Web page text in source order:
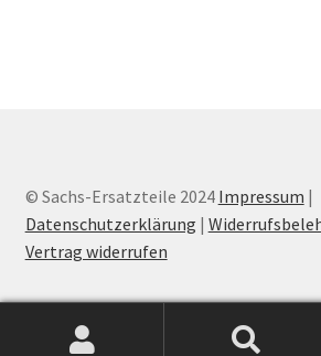
© Sachs-Ersatzteile 2024 Impressum |
Datenschutzerklärung |
Vertrag widerrufen